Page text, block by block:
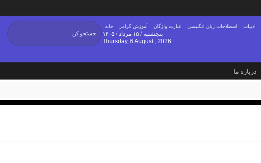
خانه آموزش گرامر عبارت واژگان اصطلاحات زبان انگلیسی ادبیات
پنجشنبه / ۱۵ مرداد / ۱۴۰۵
Thursday, 6 August , 2026
درباره ما